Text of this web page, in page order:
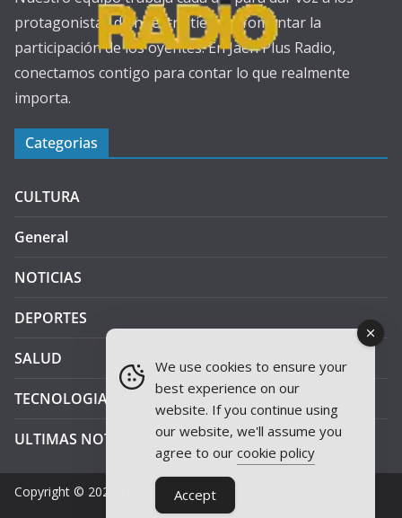
protagonistas de nuestra tierra y fomentar la
participación de los oyentes. En Jaén Plus Radio,
conectamos contigo para contar lo que realmente
importa.
Categorias
CULTURA
General
NOTICIAS
DEPORTES
SALUD
TECNOLOGIA
ULTIMAS NOTICIAS
Copyright © 2026 JAEN PLUS RADIO
We use cookies to ensure your
best experience on our
website. If you continue using
our website, we'll assume you
agree to our cookie policy
Accept